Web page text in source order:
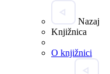
Nazaj
Knjižnica
O knjižnici